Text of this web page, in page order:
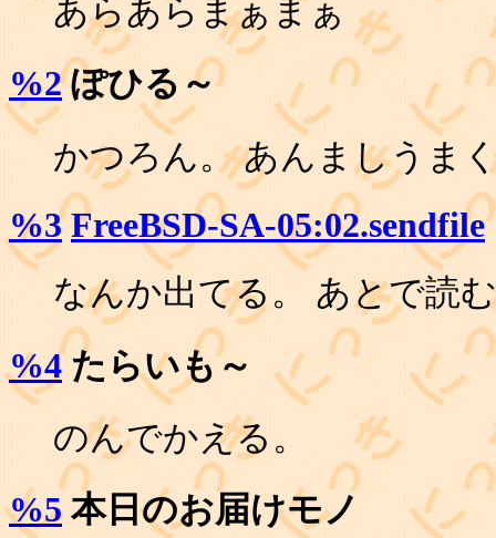
あらあらまぁまぁ
%2ぽひる～
かつろん。 あんましうま
%3 FreeBSD-SA-05:02.sendfile
なんか出てる。 あとで読
%4たらいも～
のんでかえる。
%5 本日のお届けモノ